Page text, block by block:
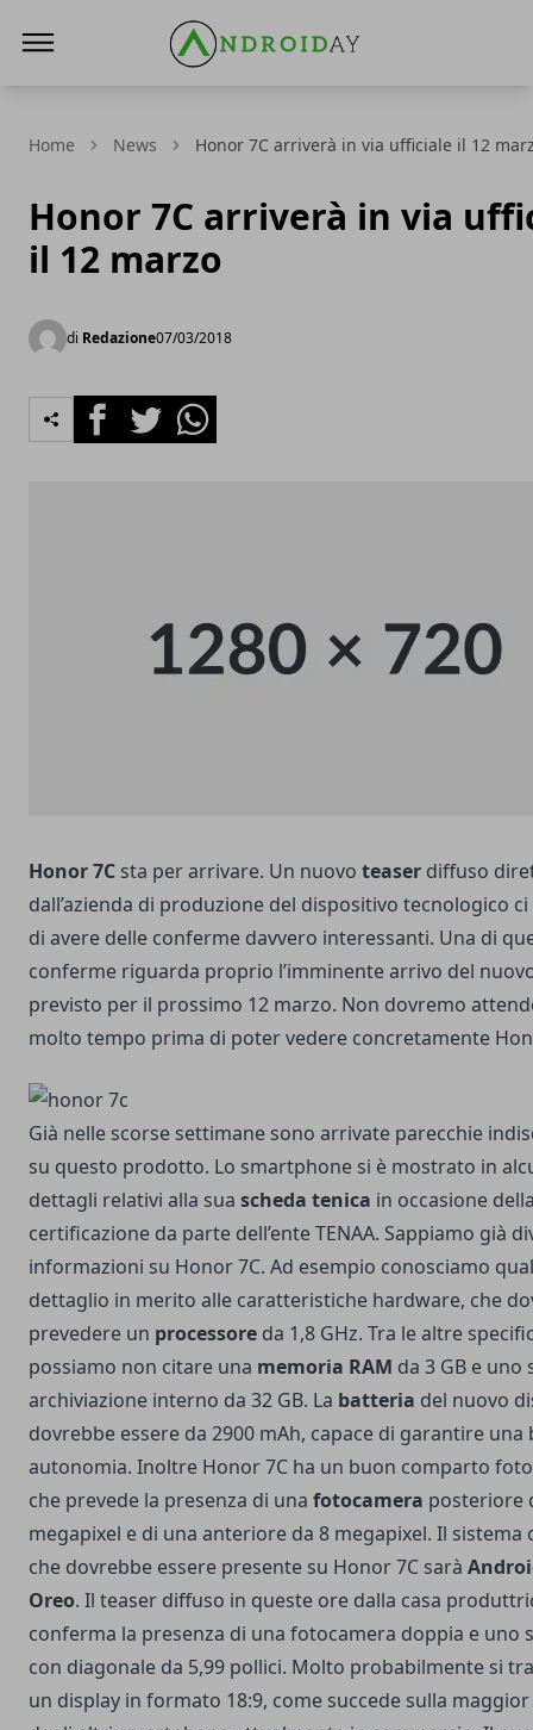
Home News Honor 7C arriverà in via ufficiale il 12
Honor 7C arriverà in via
il 12 marzo
di Redazione07/03/2018
FacebookTwitterWhatsapp
Honor 7C sta per arrivare. Un nuovo teaser diffuso
dall’azienda di produzione del dispositivo tecnologico
di avere delle conferme davvero interessanti. Una di
conferme riguarda proprio l’imminente arrivo del
previsto per il prossimo 12 marzo. Non dovremo
molto tempo prima di poter vedere concretamente
Già nelle scorse settimane sono arrivate parecchie
su questo prodotto. Lo smartphone si è mostrato in
dettagli relativi alla sua scheda tenica in occasione
certificazione da parte dell’ente TENAA. Sappiamo già
informazioni su Honor 7C. Ad esempio conosciamo
dettaglio in merito alle caratteristiche hardware, che
prevedere un processore da 1,8 GHz. Tra le altre
possiamo non citare una memoria RAM da 3 GB e uno
archiviazione interno da 32 GB. La batteria del nuovo
dovrebbe essere da 2900 mAh, capace di garantire una
autonomia. Inoltre Honor 7C ha un buon comparto
che prevede la presenza di una fotocamera posteriore
megapixel e di una anteriore da 8 megapixel. Il sistema
che dovrebbe essere presente su Honor 7C sarà
Oreo. Il teaser diffuso in queste ore dalla casa
conferma la presenza di una fotocamera doppia e uno
con diagonale da 5,99 pollici. Molto probabilmente si
un display in formato 18:9, come succede sulla